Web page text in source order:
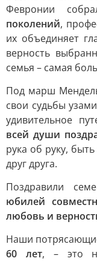
Февронии
поколений,
их объединяет
верность
семья – самая
Под марш
свои судьбы
удивительное
всей души
рука об руку,
друг друга.
Поздравили
юбилей
любовь и
Наши
60 лет, – это